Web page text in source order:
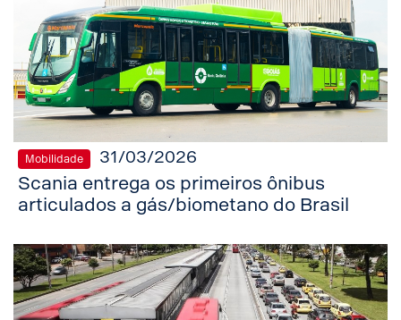
Mobilidade 31/03/2026
Scania entrega os primeiros ônibus
articulados a gás/biometano do Brasil